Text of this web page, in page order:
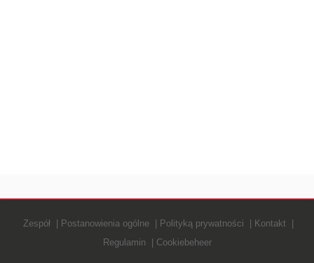
Zespół Postanowienia ogólne Polityką prywatności
Kontakt
Regulamin
Cookiebeheer